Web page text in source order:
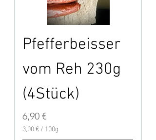
Pfefferbeisser
vom Reh 230g
(4Stück)
Preis
6,90 €
3,00 € / 100g
3